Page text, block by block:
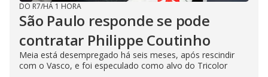
DO R7/HÁ 1 HORA
São Paulo responde se pode
contratar Philippe Coutinho
Meia está desempregado há seis meses, após rescindir
com o Vasco, e foi especulado como alvo do Tricolor